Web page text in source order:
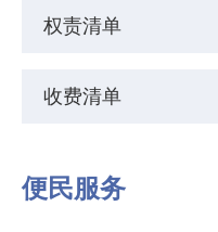
权责清单
收费清单
便民服务